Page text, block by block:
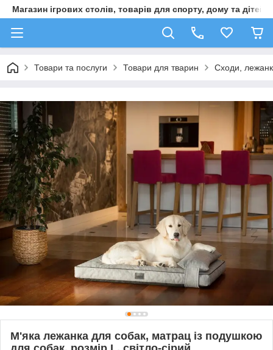
Магазин ігрових столів, товарів для спорту, дому та дітей
Товари та послуги Товари для тварин Сходи,
М'яка лежанка для собак, матрац із подушкою